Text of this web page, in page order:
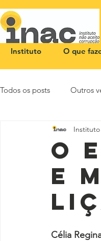
Instituto O que
Todos os posts Outros
NOTA PÚBLICA
O
e
Célia